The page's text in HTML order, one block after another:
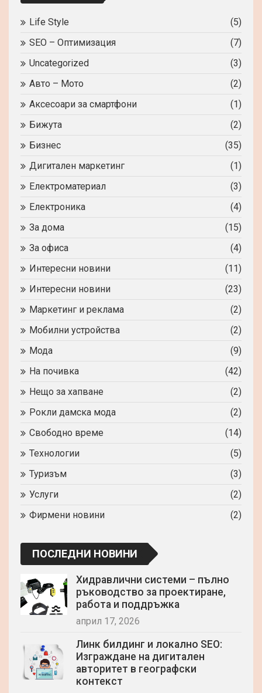
Life Style
(5)
SEO – Оптимизация
(7)
Uncategorized
(3)
Авто – Мото
(2)
Аксесоари за смартфони
(1)
Бижута
(2)
Бизнес
(35)
Дигитален маркетинг
(1)
Електроматериал
(3)
Електроника
(4)
За дома
(15)
За офиса
(4)
Интересни новини
(11)
Интересни новини
(23)
Маркетинг и реклама
(2)
Мобилни устройства
(2)
Мода
(9)
На почивка
(42)
Нещо за хапване
(2)
Рокли дамска мода
(2)
Свободно време
(14)
Технологии
(5)
Туризъм
(3)
Услуги
(2)
Фирмени новини
(2)
ПОСЛЕДНИ НОВИНИ
Хидравлични системи – пълно
ръководство за проектиране,
работа и поддръжка
април 17, 2026
Линк билдинг и локално SEO:
Изграждане на дигитален
авторитет в географски
контекст